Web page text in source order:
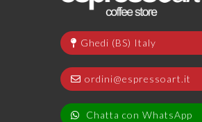
Ghedi (BS) Italy
ordini@espressoart.it
Chatta con WhatsApp